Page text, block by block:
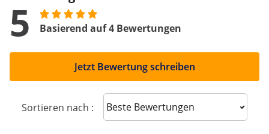
5 Basierend auf 4 Bewertungen
Jetzt Bewertung schreiben
Sortieren nach : Sort reviews